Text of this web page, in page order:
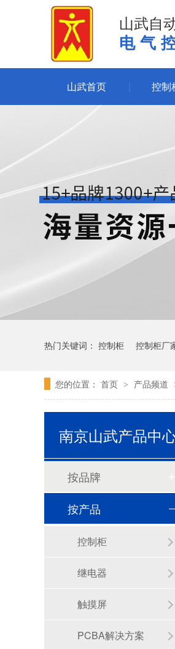
山武自
电气
山武首页 控制
热门关键词： 控制柜 控制柜厂
您的位置： 首页 > 产品频道
南京山武产品中
按品牌
按产品
控制柜
继电器
触摸屏
PCBA解决方案